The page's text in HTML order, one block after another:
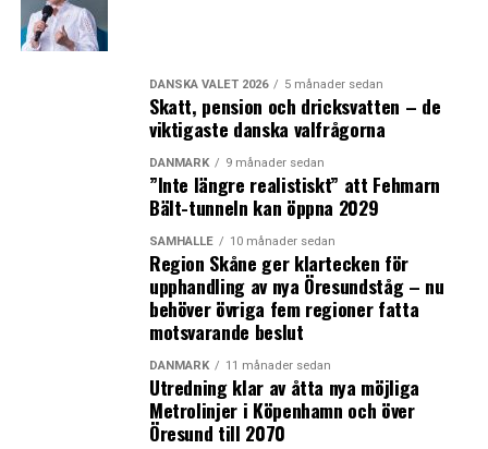
DANSKA VALET 2026 5 månader sedan
Skatt, pension och dricksvatten – de
viktigaste danska valfrågorna
DANMARK 9 månader sedan
”Inte längre realistiskt” att Fehmarn
Bält-tunneln kan öppna 2029
SAMHÄLLE 10 månader sedan
Region Skåne ger klartecken för
upphandling av nya Öresundståg – nu
behöver övriga fem regioner fatta
motsvarande beslut
DANMARK 11 månader sedan
Utredning klar av åtta nya möjliga
Metrolinjer i Köpenhamn och över
Öresund till 2070